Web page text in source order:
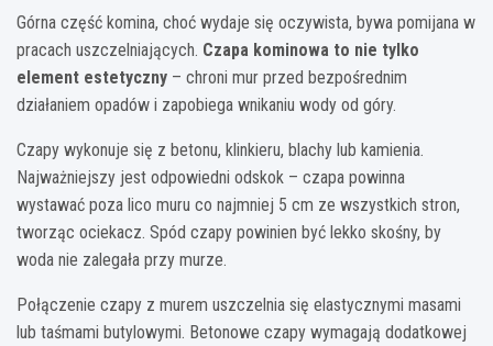
Górna część komina, choć wydaje się oczywista, bywa pomijana w
pracach uszczelniających. Czapa kominowa to nie tylko
element estetyczny – chroni mur przed bezpośrednim
działaniem opadów i zapobiega wnikaniu wody od góry.
Czapy wykonuje się z betonu, klinkieru, blachy lub kamienia.
Najważniejszy jest odpowiedni odskok – czapa powinna
wystawać poza lico muru co najmniej 5 cm ze wszystkich stron,
tworząc ociekacz. Spód czapy powinien być lekko skośny, by
woda nie zalegała przy murze.
Połączenie czapy z murem uszczelnia się elastycznymi masami
lub taśmami butylowymi. Betonowe czapy wymagają dodatkowej